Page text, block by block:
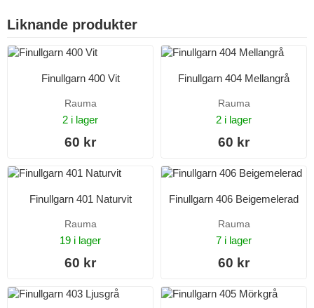
Liknande produkter
Finullgarn 400 Vit
Rauma
2 i lager
60 kr
Finullgarn 404 Mellangrå
Rauma
2 i lager
60 kr
Finullgarn 401 Naturvit
Rauma
19 i lager
60 kr
Finullgarn 406 Beigemelerad
Rauma
7 i lager
60 kr